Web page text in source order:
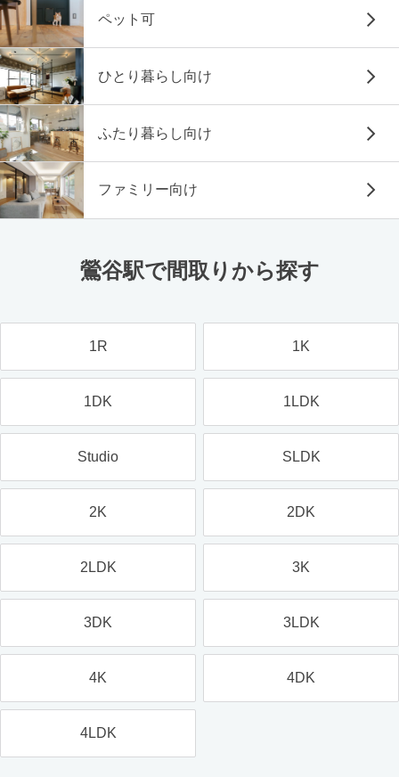
ペット可
ひとり暮らし向け
ふたり暮らし向け
ファミリー向け
鶯谷駅で間取りから探す
1R 1K
1DK 1LDK
Studio SLDK
2K 2DK
2LDK 3K
3DK 3LDK
4K 4DK
4LDK